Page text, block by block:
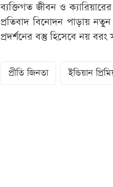
ব্যক্তিগত জীবন ও
প্রতিবাদ বিনোদন পাড়ায়
প্রদর্শনের বস্তু হিসেবে নয় বরং
প্রীতি জিনতা ইন্ডিয়ান